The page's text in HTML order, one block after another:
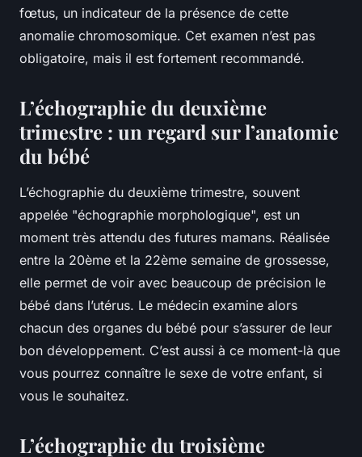
fœtus, un indicateur de la présence de cette
anomalie chromosomique. Cet examen n’est pas
obligatoire, mais il est fortement recommandé.
L’échographie du deuxième
trimestre : un regard sur l’anatomie
du bébé
L’échographie du deuxième trimestre, souvent
appelée "échographie morphologique", est un
moment très attendu des futures mamans. Réalisée
entre la 20ème et la 22ème semaine de grossesse,
elle permet de voir avec beaucoup de précision le
bébé dans l’utérus. Le médecin examine alors
chacun des organes du bébé pour s’assurer de leur
bon développement. C’est aussi à ce moment-là que
vous pourrez connaître le sexe de votre enfant, si
vous le souhaitez.
L’échographie du troisième